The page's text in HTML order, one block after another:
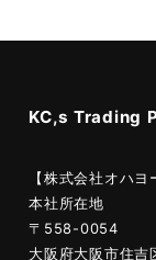
KC,s Trading
【株式会社オハ
本社所在地
〒558-0054
大阪府大阪市住